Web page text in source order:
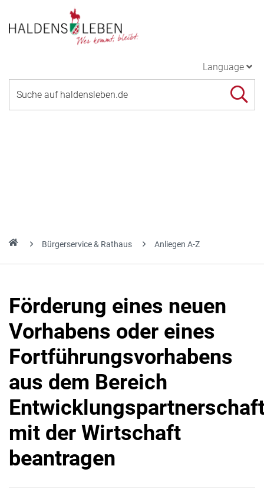
Language
Bürgerservice & Rathaus Anliegen A-Z
Förderung eines neuen
Vorhabens oder eines
Fortführungsvorhabens
aus dem Bereich
mit der Wirtschaft
beantragen